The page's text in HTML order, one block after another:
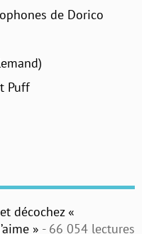
de Dorico
Puff
décochez «
» - 66 054 lectures